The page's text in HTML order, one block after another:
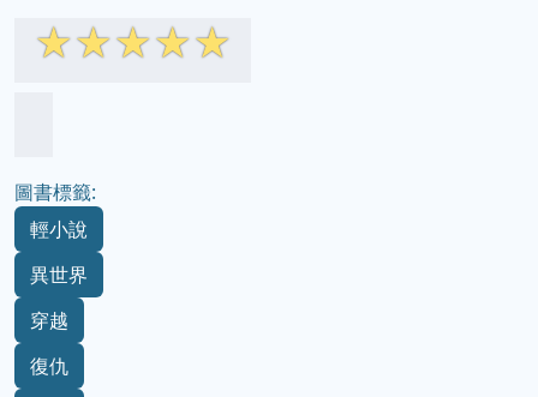
☆☆☆☆☆
圖書標籤:
輕小說
異世界
穿越
復仇